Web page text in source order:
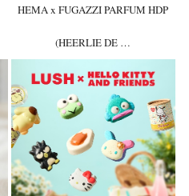
HEMA x FUGAZZI PARFUM HDP
(HEERLIE DE …